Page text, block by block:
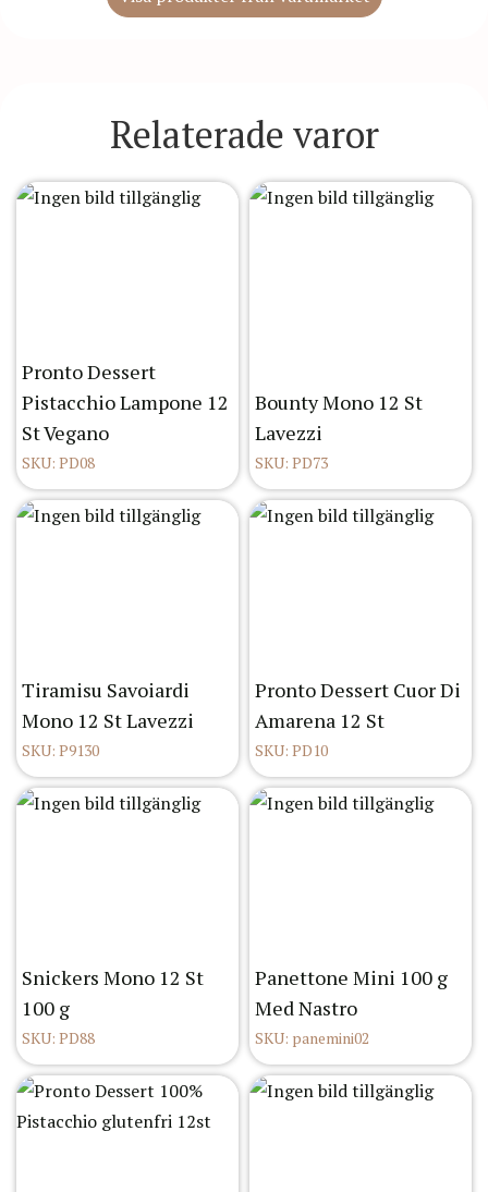
Relaterade varor
Pronto Dessert
Pistacchio Lampone 12
St Vegano
SKU: PD08
Bounty Mono 12 St
Lavezzi
SKU: PD73
Tiramisu Savoiardi
Mono 12 St Lavezzi
SKU: P9130
Pronto Dessert Cuor Di
Amarena 12 St
SKU: PD10
Snickers Mono 12 St
100 g
SKU: PD88
Panettone Mini 100 g
Med Nastro
SKU: panemini02